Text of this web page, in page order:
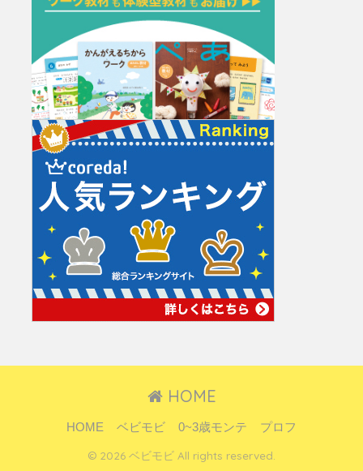
HOME
HOME ベビモビ 0~3歳モンテ プロフ
© 2026 ベビモビ All rights reserved.